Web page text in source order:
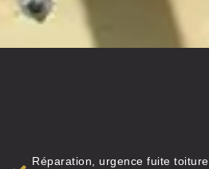
Réparation, urgence fuite toiture